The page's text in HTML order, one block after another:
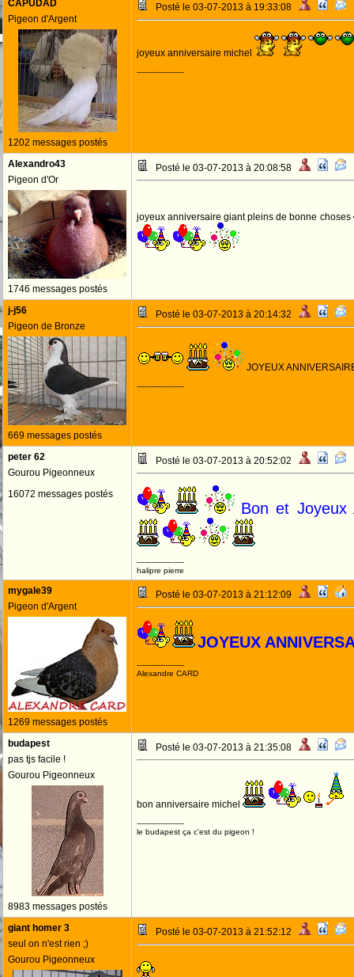
CAPUDAD
Pigeon d'Argent
1202 messages postés
Posté le 03-07-2013 à 19:33:08
joyeux anniversaire michel
--------------------
Alexandro43
Pigeon d'Or
1746 messages postés
Posté le 03-07-2013 à 20:08:58
joyeux anniversaire giant pleins de bonne choses
j-j56
Pigeon de Bronze
669 messages postés
Posté le 03-07-2013 à 20:14:32
JOYEUX
--------------------
peter 62
Gourou Pigeonneux
16072 messages postés
Posté le 03-07-2013 à 20:52:02
Bon et Joyeux
--------------------
halipre pierre
mygale39
Pigeon d'Argent
1269 messages postés
Posté le 03-07-2013 à 21:12:09
JOYEUX
--------------------
Alexandre CARD
budapest
pas tjs facile !
Gourou Pigeonneux
8983 messages postés
Posté le 03-07-2013 à 21:35:08
bon anniversaire michel
--------------------
le budapest ça c'est du pigeon !
giant homer 3
seul on n'est rien ;)
Gourou Pigeonneux
Posté le 03-07-2013 à 21:52:12